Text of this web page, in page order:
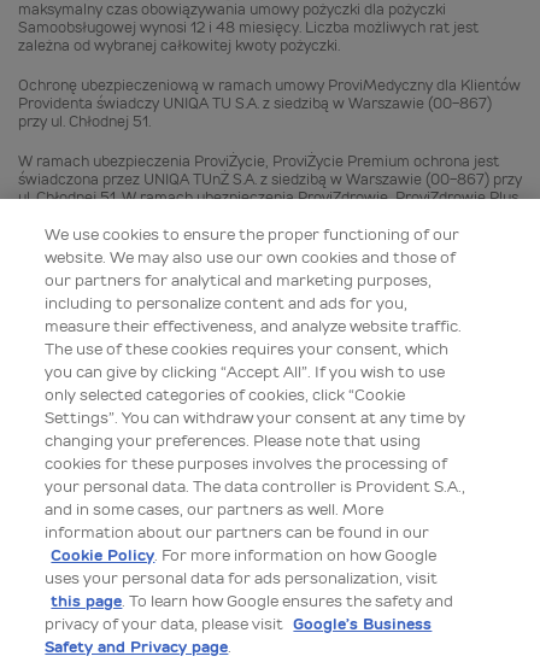
maksymalny czas obowiązywania umowy pożyczki dla pożyczki
Samoobsługowej wynosi 12 i 48 miesięcy. Liczba możliwych rat jest
zależna od wybranej całkowitej kwoty pożyczki.
Ochronę ubezpieczeniową w ramach umowy ProviMedyczny dla Klientów
Providenta świadczy UNIQA TU S.A. z siedzibą w Warszawie (00-867)
przy ul. Chłodnej 51.
W ramach ubezpieczenia ProviŻycie, ProviŻycie Premium ochrona jest
świadczona przez UNIQA TUnŻ S.A. z siedzibą w Warszawie (00-867) przy
ul. Chłodnej 51. W ramach ubezpieczenia ProviZdrowie, ProviZdrowie Plus
przez UNIQA TU S.A. z siedzibą w Warszawie (00-867) przy ul. Chłodnej
51. W ramach ubezpieczenia ProviŻyj Zdrowo oraz ŻyjZdrowo Plus,
ochrona jest świadczona przez UNIQA TUnŻ S.A. z siedzibą w Warszawie
(00-867) przy ul. Chłodnej 51 oraz przez UNIQA TU S.A. z siedzibą w
Warszawie (00-867) przy ul. Chłodnej 51.
Provident Polska SA jest agentem ubezpieczeniowym wpisanym do
Rejestru Agentów Ubezpieczeniowych pod numerem RAU 11235060/A.
Provident Polska SA zajął 1 miejsce w kategorii Instytucja Pożyczkowa
Roku Loan Magazine Awards 2024 w dniu 15.02.2024 r. Szczegóły są
dostępne na stronie: https://loanmagazine.pl/provident-polska-
instytucja-pozyczkowa-roku-loan-magazine-awards-2024/. Nagroda
przyznana przez podmiot niezależny od Provident Polska SA.
Provident Polska S.A. 16 czerwca 2025 r. przyjęła do stosowania Dobre
Praktyki w zakresie Dystrybucji Usług przez Instytucje pożyczkowe:
https://zpf.pl/etyka/dobre-praktyki-w-zakresie-vas/.
Wszelkie prawa zastrzeżone dla Provident Polska S.A. z siedzibą przy ul.
Inflanckiej 4A, 00-189 Warszawa, wpisana przez Sąd Rejonowy dla m.st.
Warszawy, XII Wydział Gospodarczy Krajowego Rejestru Sądowego do
rejestru przedsiębiorców Krajowego Rejestru Sądowego pod numerem
We use cookies to ensure the proper functioning of our
website. We may also use our own cookies and those of
our partners for analytical and marketing purposes,
including to personalize content and ads for you,
measure their effectiveness, and analyze website traffic.
The use of these cookies requires your consent, which
you can give by clicking “Accept All”. If you wish to use
only selected categories of cookies, click “Cookie
Settings”. You can withdraw your consent at any time by
changing your preferences. Please note that using
cookies for these purposes involves the processing of
your personal data. The data controller is Provident S.A.,
and in some cases, our partners as well. More
information about our partners can be found in our
Cookie Policy. For more information on how Google
uses your personal data for ads personalization, visit
this page. To learn how Google ensures the safety and
privacy of your data, please visit Google’s Business
Safety and Privacy page.